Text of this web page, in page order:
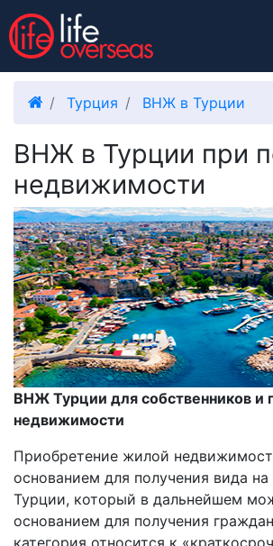
Турция ВНЖ в Турции
ВНЖ в Турции при
недвижимости
ВНЖ Турции для собственников и
недвижимости
Приобретение жилой
основанием для получения вида
Турции, который в дальнейшем
основанием для получения
категория относится к